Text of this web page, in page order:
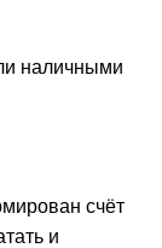
наличными
счёт
и